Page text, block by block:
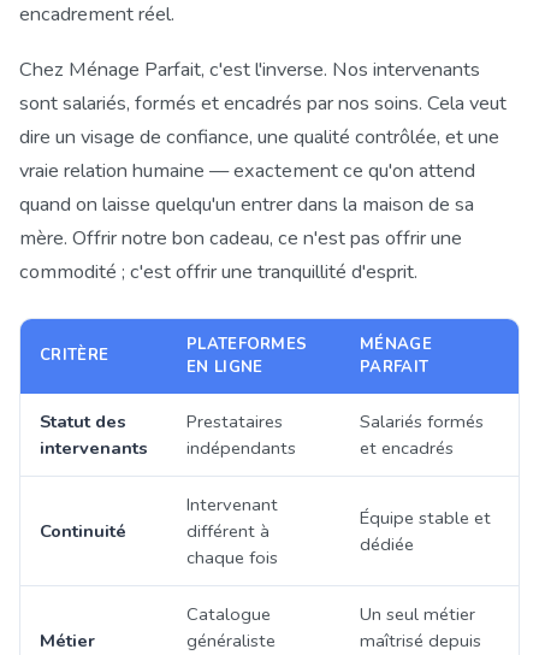
encadrement réel.
Chez Ménage Parfait, c'est l'inverse. Nos intervenants
sont salariés, formés et encadrés par nos soins. Cela veut
dire un visage de confiance, une qualité contrôlée, et une
vraie relation humaine — exactement ce qu'on attend
quand on laisse quelqu'un entrer dans la maison de sa
mère. Offrir notre bon cadeau, ce n'est pas offrir une
commodité ; c'est offrir une tranquillité d'esprit.
CRITÈRE
PLATEFORMES
EN LIGNE
MÉNAGE
PARFAIT
Statut des
intervenants
Prestataires
indépendants
Salariés formés
et encadrés
Continuité
Intervenant
différent à
chaque fois
Équipe stable et
dédiée
Métier
Catalogue
généraliste
Un seul métier
maîtrisé depuis